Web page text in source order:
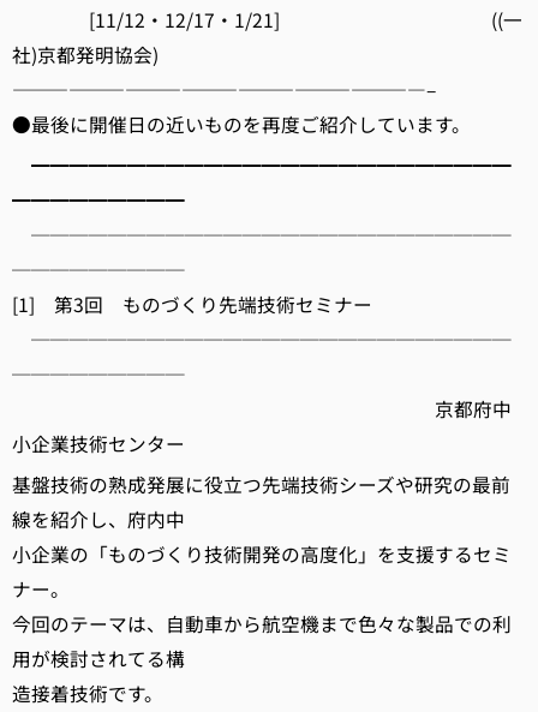
[11/12・12/17・1/21] ((一
社)京都発明協会)
——————————————————————–
●最後に開催日の近いものを再度ご紹介しています。
━━━━━━━━━━━━━━━━━━━━━━━━━
━━━━━━━━━
─────────────────────────
─────────
[1] 第3回 ものづくり先端技術セミナー
─────────────────────────
─────────
京都府中
小企業技術センター
基盤技術の熟成発展に役立つ先端技術シーズや研究の最前
線を紹介し、府内中
小企業の「ものづくり技術開発の高度化」を支援するセミ
ナー。
今回のテーマは、自動車から航空機まで色々な製品での利
用が検討されてる構
造接着技術です。